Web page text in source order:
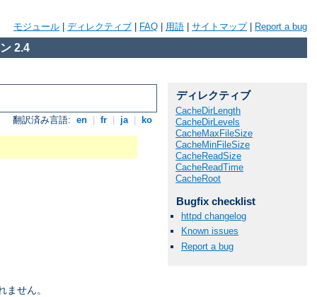
モジュール ディレクティブ FAQ 用語 サイトマップ| Report a bug
2.4
翻訳済み言語: en fr ja ko
せん。
ディレクティブ
CacheDirLength
CacheDirLevels
CacheMaxFileSize
CacheMinFileSize
CacheReadSize
CacheReadTime
CacheRoot
Bugfix checklist
httpd changelog
Known issues
Report a bug